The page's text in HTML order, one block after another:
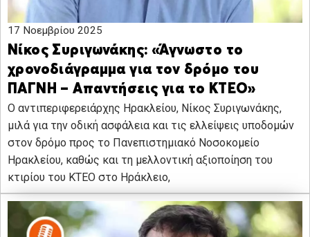
17 Νοεμβρίου 2025
Νίκος Συριγωνάκης: «Άγνωστο το
χρονοδιάγραμμα για τον δρόμο του
ΠΑΓΝΗ – Απαντήσεις για το ΚΤΕΟ»
Ο αντιπεριφερειάρχης Ηρακλείου, Νίκος Συριγωνάκης,
μιλά για την οδική ασφάλεια και τις ελλείψεις υποδομών
στον δρόμο προς το Πανεπιστημιακό Νοσοκομείο
Ηρακλείου, καθώς και τη μελλοντική αξιοποίηση του
κτιρίου του ΚΤΕΟ στο Ηράκλειο,